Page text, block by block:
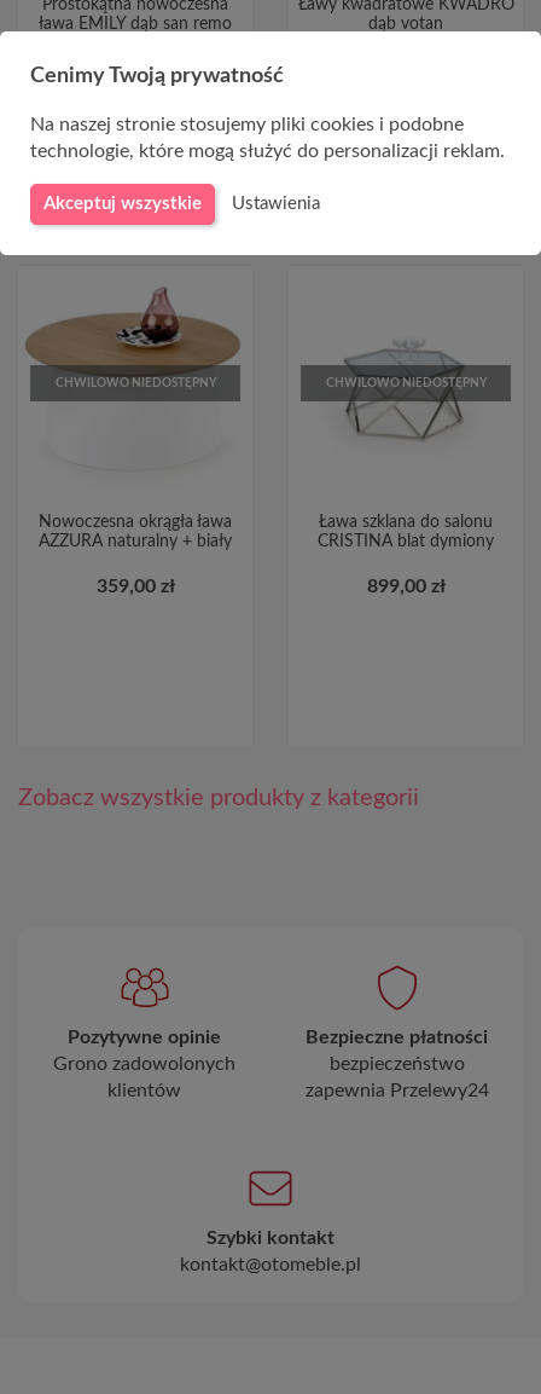
Prostokątna nowoczesna
ława EMILY dąb san remo
509,00 zł
Ławy kwadratowe KWADRO
dąb votan
CHWILOWO NIEDOSTĘPNY
Nowoczesna okrągła ława
AZZURA naturalny + biały
359,00 zł
CHWILOWO NIEDOSTĘPNY
Ława szklana do salonu
CRISTINA blat dymiony
899,00 zł
Zobacz wszystkie produkty z kategorii
Pozytywne opinie
Grono zadowolonych
klientów
Bezpieczne płatności
bezpieczeństwo
zapewnia Przelewy24
Szybki kontakt
kontakt@otomeble.pl
Cenimy Twoją prywatność
Na naszej stronie stosujemy pliki cookies i podobne
technologie, które mogą służyć do personalizacji reklam.
Akceptuj wszystkie Ustawienia